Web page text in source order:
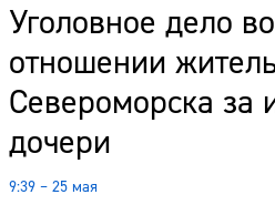
Уголовное дело
отношении
Североморска за
дочери
9:39 – 25 мая
Наши гости
Фоторепортажи
Погода
Курсы валют